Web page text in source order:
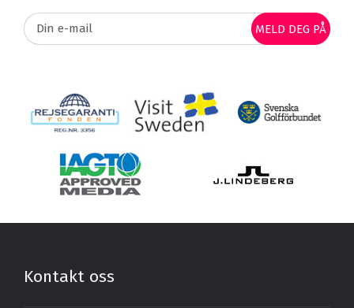
MELD DEG PÅ
Kontakt oss